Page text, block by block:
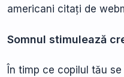
americani citați de
Somnul stimulează
În timp ce copilul tău